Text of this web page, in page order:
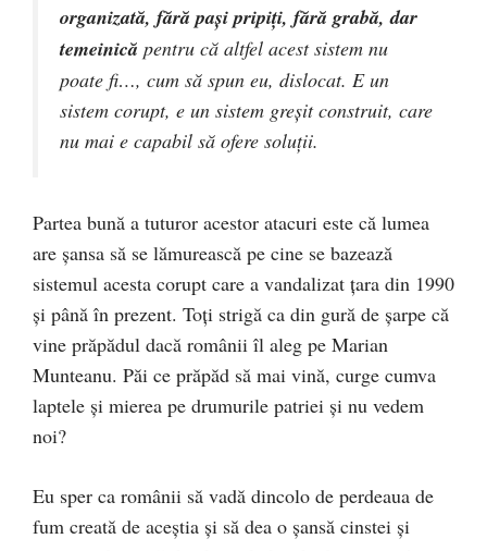
organizată, fără paşi pripiţi, fără grabă, dar
temeinică pentru că altfel acest sistem nu
poate fi…, cum să spun eu, dislocat. E un
sistem corupt, e un sistem greșit construit, care
nu mai e capabil să ofere soluții.
Partea bună a tuturor acestor atacuri este că lumea
are șansa să se lămurească pe cine se bazează
sistemul acesta corupt care a vandalizat țara din 1990
și până în prezent. Toți strigă ca din gură de șarpe că
vine prăpădul dacă românii îl aleg pe Marian
Munteanu. Păi ce prăpăd să mai vină, curge cumva
laptele și mierea pe drumurile patriei și nu vedem
noi?
Eu sper ca românii să vadă dincolo de perdeaua de
fum creată de aceștia și să dea o șansă cinstei și